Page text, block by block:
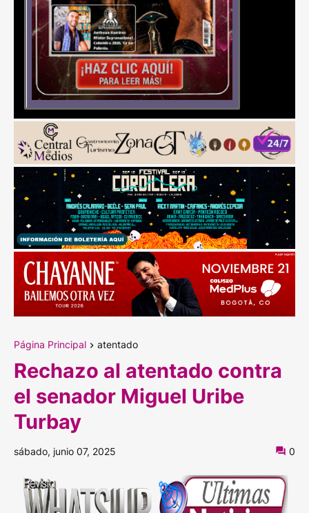
Página Principal atentado
Rechazo al atentado contra
el senador Miguel Uribe
Turbay
sábado, junio 07, 2025 0